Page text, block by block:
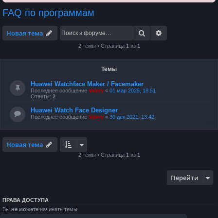
FAQ по программам
Новая тема Поиск
2 темы • Страница 1 из 1
Темы
Huawei Watchface Maker / Facemaker
Последнее сообщение Valery « 01 мар 2025, 18:51
Ответы: 2
Huawei Watch Face Designer
Последнее сообщение Valery « 30 дек 2021, 13:42
Новая тема
2 темы • Страница 1 из 1
Перейти
ПРАВА ДОСТУПА
Вы не можете начинать темы